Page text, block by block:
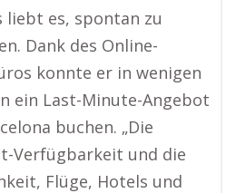
liebt es, spontan zu
Dank des Online-
konnte er in wenigen
ein Last-Minute-Angebot
buchen. „Die
Verfügbarkeit und die
Flüge, Hotels und